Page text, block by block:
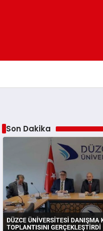
Son Dakika